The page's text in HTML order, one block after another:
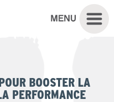
BOOSTER LA
PERFORMANCE